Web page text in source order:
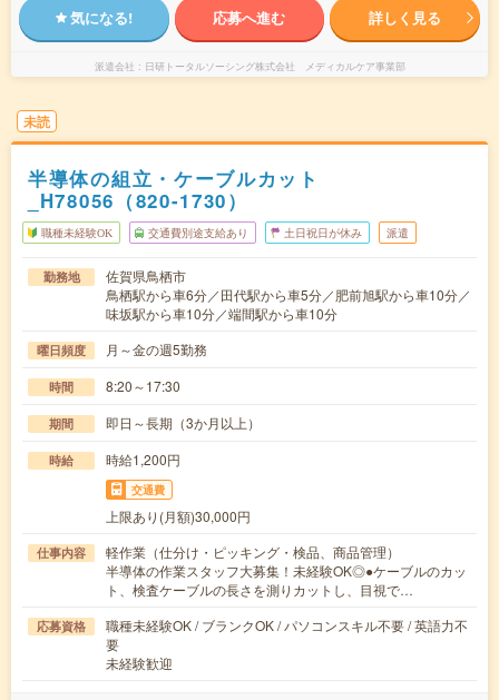
気になる! 応募へ進む 詳しく見る
派遣会社 日研トータルソーシング株式会社 メディカルケア事業部
未読
半導体の組立・ケーブルカット
_H78056（820-1730）
職種未経験OK 交通費別途支給あり 土日祝日が休み 派遣
勤務地
佐賀県鳥栖市
鳥栖駅から車6分／田代駅から車5分／肥前旭駅から車10分／
味坂駅から車10分／端間駅から車10分
曜日頻度 月～金の週5勤務
時間 8:20～17:30
期間 即日～長期（3か月以上）
時給 時給1,200円
交通費
上限あり(月額)30,000円
仕事内容
軽作業（仕分け・ピッキング・検品、商品管理）
半導体の作業スタッフ大募集！未経験OK◎●ケーブルのカッ
ト、検査ケーブルの長さを測りカットし、目視で…
応募資格
職種未経験OK / ブランクOK / パソコンスキル不要 / 英語力不
要
未経験歓迎